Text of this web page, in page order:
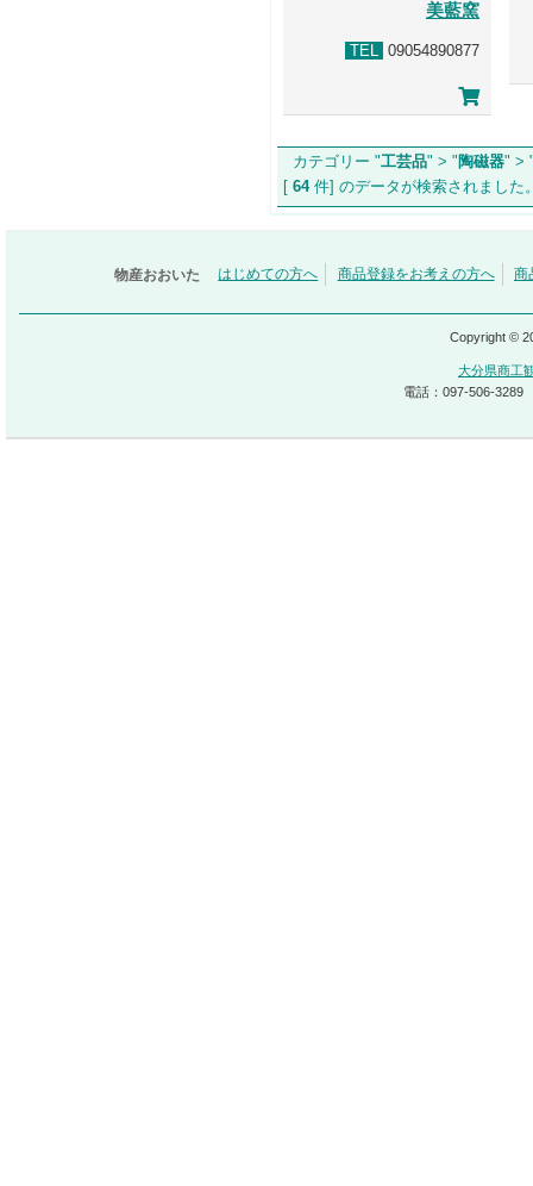
美藍窯
TEL 09054890877
カテゴリー "工芸品" > "陶磁器" >
[ 64件] のデータが検索されま
物産おおいた はじめての方へ 商品登録をお考えの方へ 商
Copyright ©
大分県商工
電話：097-506-